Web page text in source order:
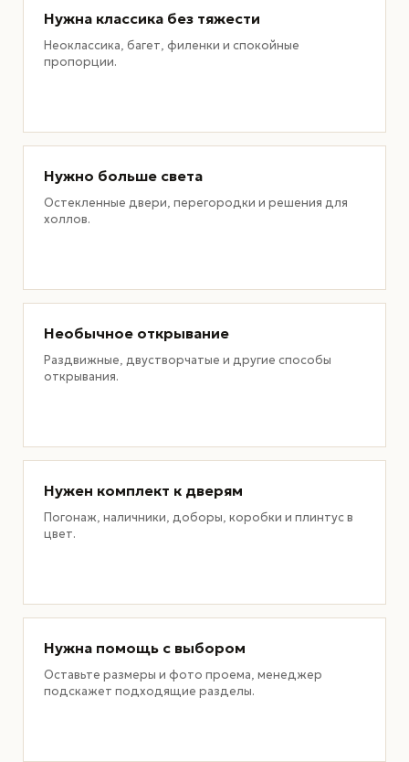
Нужна классика без тяжести
Неоклассика, багет, филенки и спокойные
пропорции.
Нужно больше света
Остекленные двери, перегородки и решения для
холлов.
Необычное открывание
Раздвижные, двустворчатые и другие способы
открывания.
Нужен комплект к дверям
Погонаж, наличники, доборы, коробки и плинтус в
цвет.
Нужна помощь с выбором
Оставьте размеры и фото проема, менеджер
подскажет подходящие разделы.